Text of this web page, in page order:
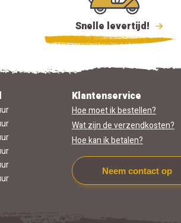
Snelle levertijd!
Klantenservice
Hoe moet ik bestellen?
Wat zijn de verzendkosten?
Hoe kan ik betalen?
Neem contact op